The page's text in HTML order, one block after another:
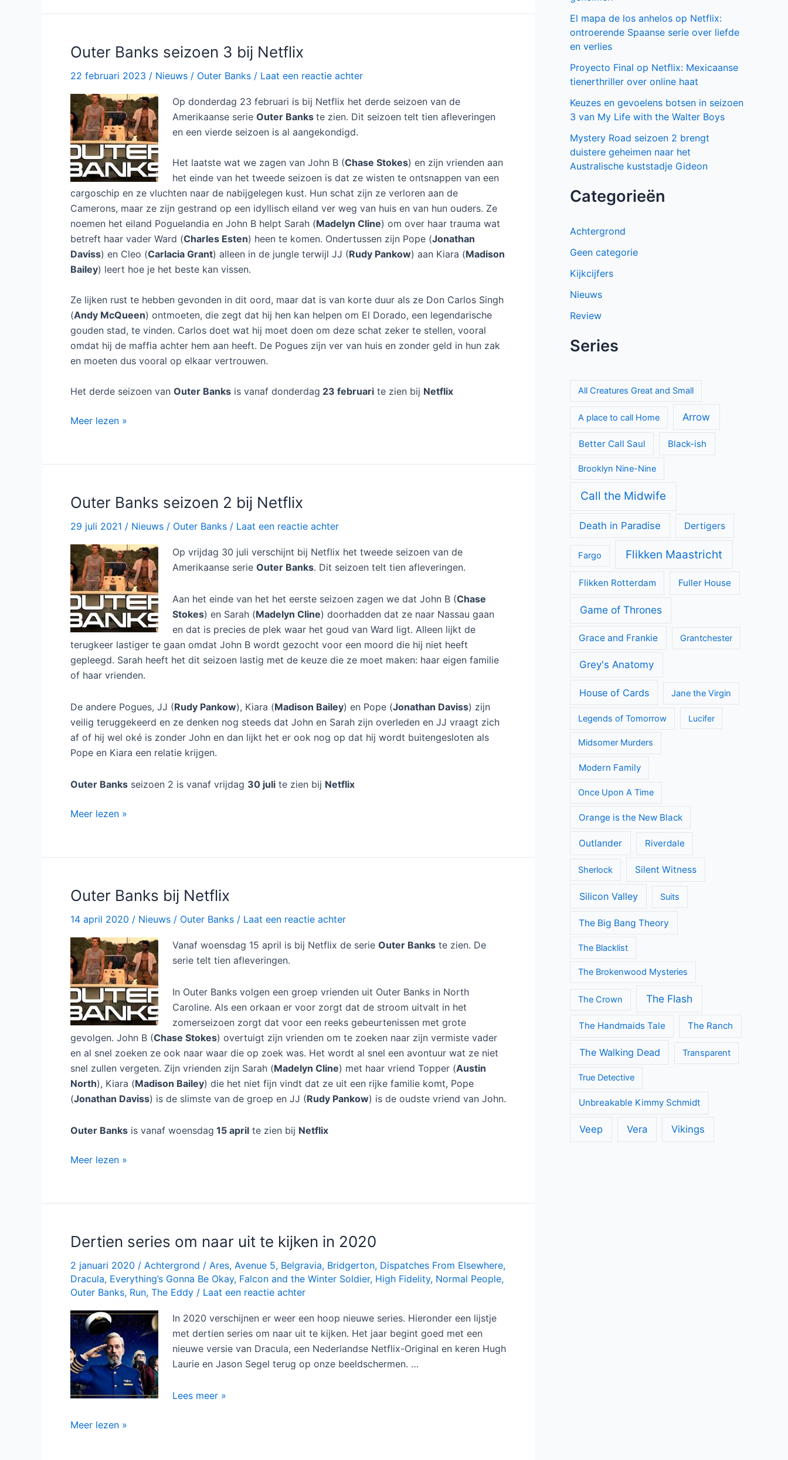
4
Netflix
Outer Banks seizoen 3 bij Netflix
22 februari 2023 / Nieuws / Outer Banks / Laat een reactie achter
Op donderdag 23 februari is bij Netflix het derde seizoen van de
Amerikaanse serie Outer Banks te zien. Dit seizoen telt tien afleveringen
en een vierde seizoen is al aangekondigd.
Het laatste wat we zagen van John B (Chase Stokes) en zijn vrienden aan
het einde van het tweede seizoen is dat ze wisten te ontsnappen van een
cargoschip en ze vluchten naar de nabijgelegen kust. Hun schat zijn ze verloren aan de
Camerons, maar ze zijn gestrand op een idyllisch eiland ver weg van huis en van hun ouders. Ze
noemen het eiland Poguelandia en John B helpt Sarah (Madelyn Cline) om over haar trauma wat
betreft haar vader Ward (Charles Esten) heen te komen. Ondertussen zijn Pope (Jonathan
Daviss) en Cleo (Carlacia Grant) alleen in de jungle terwijl JJ (Rudy Pankow) aan Kiara (Madison
Bailey) leert hoe je het beste kan vissen.
Ze lijken rust te hebben gevonden in dit oord, maar dat is van korte duur als ze Don Carlos Singh
(Andy McQueen) ontmoeten, die zegt dat hij hen kan helpen om El Dorado, een legendarische
gouden stad, te vinden. Carlos doet wat hij moet doen om deze schat zeker te stellen, vooral
omdat hij de maffia achter hem aan heeft. De Pogues zijn ver van huis en zonder geld in hun zak
en moeten dus vooral op elkaar vertrouwen.
Het derde seizoen van Outer Banks is vanaf donderdag 23 februari te zien bij Netflix
Outer
3
Netflix
Meer lezen »
Outer Banks seizoen 2 bij Netflix
29 juli 2021 / Nieuws / Outer Banks / Laat een reactie achter
Op vrijdag 30 juli verschijnt bij Netflix het tweede seizoen van de
Amerikaanse serie Outer Banks. Dit seizoen telt tien afleveringen.
Aan het einde van het het eerste seizoen zagen we dat John B (Chase
Stokes) en Sarah (Madelyn Cline) doorhadden dat ze naar Nassau gaan
en dat is precies de plek waar het goud van Ward ligt. Alleen lijkt de
terugkeer lastiger te gaan omdat John B wordt gezocht voor een moord die hij niet heeft
gepleegd. Sarah heeft het dit seizoen lastig met de keuze die ze moet maken: haar eigen familie
of haar vrienden.
De andere Pogues, JJ (Rudy Pankow), Kiara (Madison Bailey) en Pope (Jonathan Daviss) zijn
veilig teruggekeerd en ze denken nog steeds dat John en Sarah zijn overleden en JJ vraagt zich
af of hij wel oké is zonder John en dan lijkt het er ook nog op dat hij wordt buitengesloten als
Pope en Kiara een relatie krijgen.
Outer Banks seizoen 2 is vanaf vrijdag 30 juli te zien bij Netflix
Outer
2
Netflix
Meer lezen »
Outer Banks bij Netflix
14 april 2020 / Nieuws / Outer Banks / Laat een reactie achter
Vanaf woensdag 15 april is bij Netflix de serie Outer Banks te zien. De
serie telt tien afleveringen.
In Outer Banks volgen een groep vrienden uit Outer Banks in North
Caroline. Als een orkaan er voor zorgt dat de stroom uitvalt in het
zomerseizoen zorgt dat voor een reeks gebeurtenissen met grote
gevolgen. John B (Chase Stokes) overtuigt zijn vrienden om te zoeken naar zijn vermiste vader
en al snel zoeken ze ook naar waar die op zoek was. Het wordt al snel een avontuur wat ze niet
snel zullen vergeten. Zijn vrienden zijn Sarah (Madelyn Cline) met haar vriend Topper (Austin
North), Kiara (Madison Bailey) die het niet fijn vindt dat ze uit een rijke familie komt, Pope
(Jonathan Daviss) is de slimste van de groep en JJ (Rudy Pankow) is de oudste vriend van John.
Outer Banks is vanaf woensdag 15 april te zien bij Netflix
Outer
Netflix
Meer lezen »
Dertien series om naar uit te kijken in 2020
2 januari 2020 / Achtergrond / Ares, Avenue 5, Belgravia, Bridgerton, Dispatches From Elsewhere,
Dracula, Everything’s Gonna Be Okay, Falcon and the Winter Soldier, High Fidelity, Normal People,
Outer Banks, Run, The Eddy / Laat een reactie achter
In 2020 verschijnen er weer een hoop nieuwe series. Hieronder een lijstje
met dertien series om naar uit te kijken. Het jaar begint goed met een
nieuwe versie van Dracula, een Nederlandse Netflix-Original en keren Hugh
Laurie en Jason Segel terug op onze beeldschermen. …
Dertien
Lees meer »
Dertien
Meer lezen »
El mapa de los anhelos op Netflix:
ontroerende Spaanse serie over liefde
en verlies
Proyecto Final op Netflix: Mexicaanse
tienerthriller over online haat
Keuzes en gevoelens botsen in seizoen
3 van My Life with the Walter Boys
Mystery Road seizoen 2 brengt
duistere geheimen naar het
Australische kuststadje Gideon
Categorieën
Achtergrond
Geen categorie
Kijkcijfers
Nieuws
Review
Series
All Creatures Great and Small
A place to call Home Arrow
Better Call Saul Black-ish
Brooklyn Nine-Nine
Call the Midwife
Death in Paradise Dertigers
Fargo Flikken Maastricht
Flikken Rotterdam Fuller House
Game of Thrones
Grace and Frankie Grantchester
Grey's Anatomy
House of Cards Jane the Virgin
Legends of Tomorrow Lucifer
Midsomer Murders
Modern Family
Once Upon A Time
Orange is the New Black
Outlander Riverdale
Sherlock Silent Witness
Silicon Valley Suits
The Big Bang Theory
The Blacklist
The Brokenwood Mysteries
The Crown The Flash
The Handmaids Tale The Ranch
The Walking Dead Transparent
True Detective
Unbreakable Kimmy Schmidt
Veep Vera Vikings